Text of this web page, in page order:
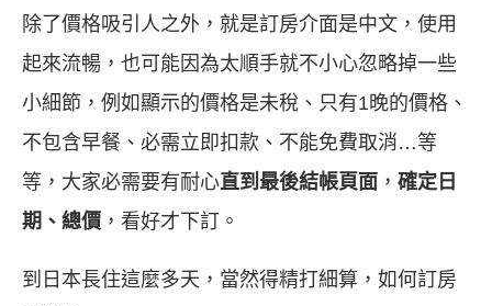
除了價格吸引人之外，就是訂房介面是中文，使用
起來流暢，也可能因為太順手就不小心忽略掉一些
小細節，例如顯示的價格是未稅、只有1晚的價格、
不包含早餐、必需立即扣款、不能免費取消…等
等，大家必需要有耐心直到最後結帳頁面 ， 確定日
期、總價 ，看好才下訂。
到日本長住這麼多天，當然得精打細算，如何訂房